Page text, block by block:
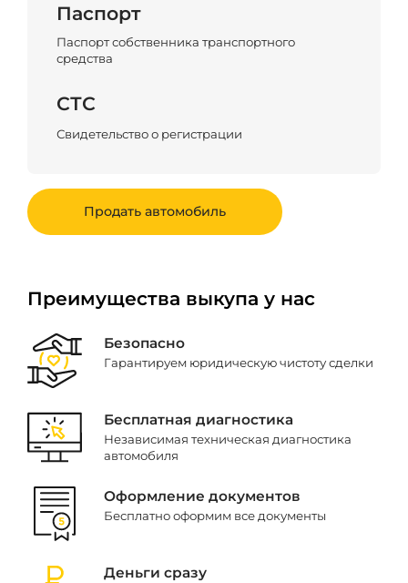
Паспорт
Паспорт собственника транспортного
средства
СТС
Свидетельство о регистрации
Продать автомобиль
Преимущества выкупа у нас
Безопасно
Гарантируем юридическую чистоту сделки
Бесплатная диагностика
Независимая техническая диагностика
автомобиля
Оформление документов
Бесплатно оформим все документы
Деньги сразу